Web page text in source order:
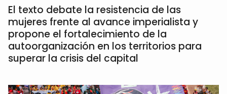
El texto debate la resistencia de las
mujeres frente al avance imperialista y
propone el fortalecimiento de la
autoorganización en los territorios para
superar la crisis del capital